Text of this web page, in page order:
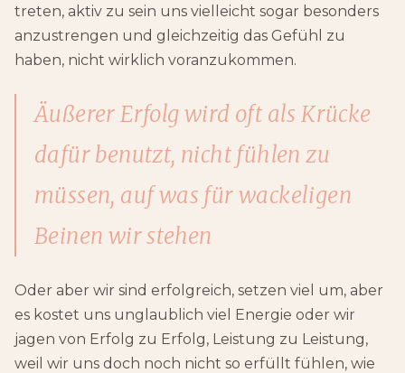
treten, aktiv zu sein uns vielleicht sogar besonders
anzustrengen und gleichzeitig das Gefühl zu
haben, nicht wirklich voranzukommen.
Äußerer Erfolg wird oft als Krücke
dafür benutzt, nicht fühlen zu
müssen, auf was für wackeligen
Beinen wir stehen
Oder aber wir sind erfolgreich, setzen viel um, aber
es kostet uns unglaublich viel Energie oder wir
jagen von Erfolg zu Erfolg, Leistung zu Leistung,
weil wir uns doch noch nicht so erfüllt fühlen, wie